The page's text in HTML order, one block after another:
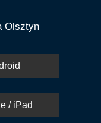
Olsztyn
/ iPad